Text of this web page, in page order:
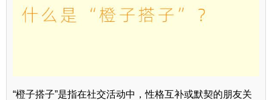
“橙子搭子”是指在社交活动中，性格互补或默契的朋友关